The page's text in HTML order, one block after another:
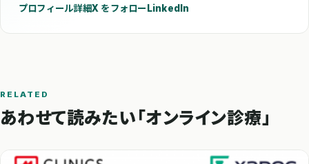
プロフィール詳細X をフォロー LinkedIn
RELATED
あわせて読みたい「オンライン診療」